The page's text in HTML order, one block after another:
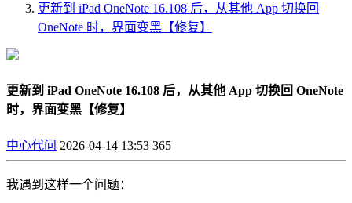
更新到 iPad OneNote 16.108 后，从其他 App 切换回
OneNote 时，界面变黑【修复】
更新到 iPad OneNote 16.108 后，从其他 App 切换回 OneNote
时，界面变黑【修复】
中心代问 2026-04-14 13:53 365
我遇到这样一个问题：